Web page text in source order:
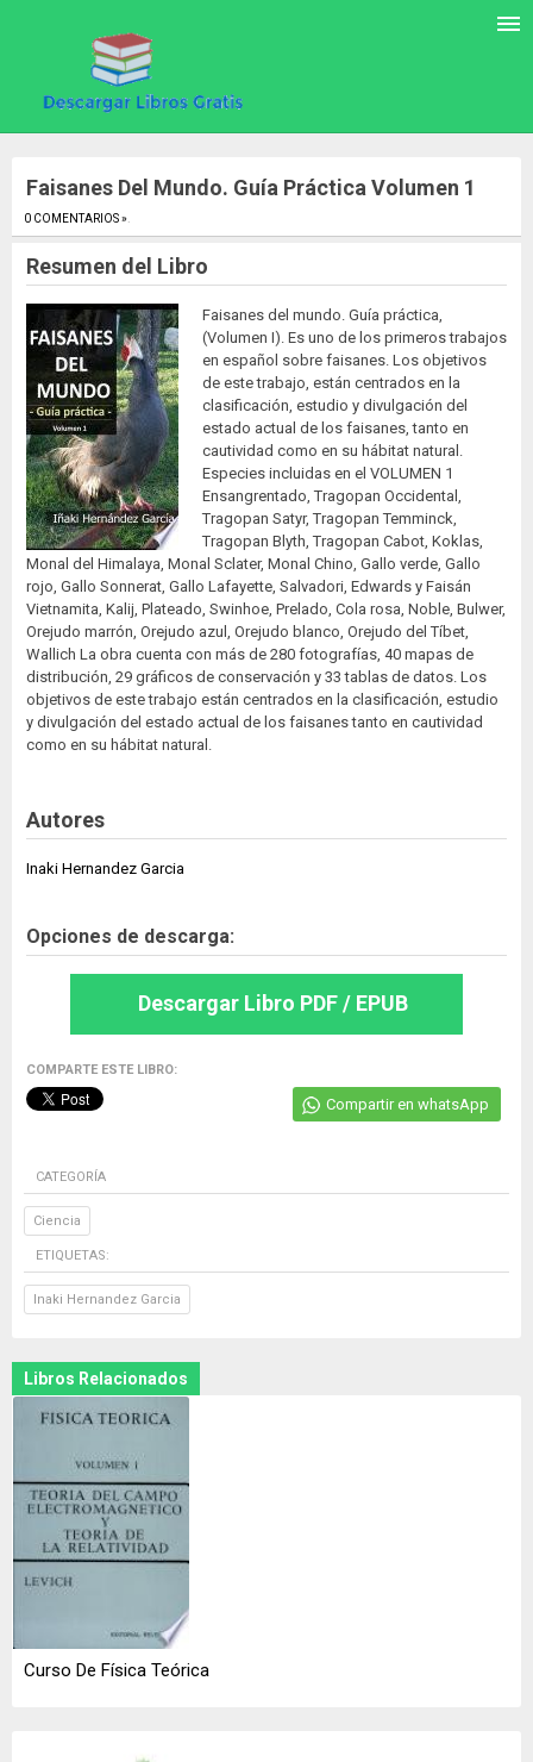
Faisanes Del Mundo. Guía Práctica Volumen 1
0 COMENTARIOS ».
Resumen del Libro
Faisanes del mundo. Guía práctica,
(Volumen I). Es uno de los primeros trabajos
en español sobre faisanes. Los objetivos
de este trabajo, están centrados en la
clasificación, estudio y divulgación del
estado actual de los faisanes, tanto en
cautividad como en su hábitat natural.
Especies incluidas en el VOLUMEN 1
Ensangrentado, Tragopan Occidental,
Tragopan Satyr, Tragopan Temminck,
Tragopan Blyth, Tragopan Cabot, Koklas,
Monal del Himalaya, Monal Sclater, Monal Chino, Gallo verde, Gallo
rojo, Gallo Sonnerat, Gallo Lafayette, Salvadori, Edwards y Faisán
Vietnamita, Kalij, Plateado, Swinhoe, Prelado, Cola rosa, Noble, Bulwer,
Orejudo marrón, Orejudo azul, Orejudo blanco, Orejudo del Tíbet,
Wallich La obra cuenta con más de 280 fotografías, 40 mapas de
distribución, 29 gráficos de conservación y 33 tablas de datos. Los
objetivos de este trabajo están centrados en la clasificación, estudio
y divulgación del estado actual de los faisanes tanto en cautividad
como en su hábitat natural.
Autores
Inaki Hernandez Garcia
Opciones de descarga:
Descargar Libro PDF / EPUB
COMPARTE ESTE LIBRO:
Compartir en whatsApp
CATEGORÍA
Ciencia
ETIQUETAS:
Inaki Hernandez Garcia
Libros Relacionados
Curso De Física Teórica